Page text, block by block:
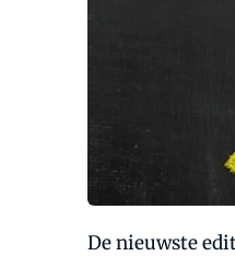
De nieuwste